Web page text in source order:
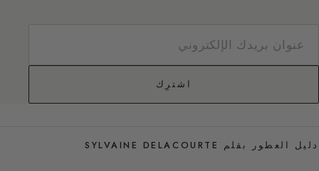
اشترِك
دليل العطور بقلم SYLVAINE DELACOURTE